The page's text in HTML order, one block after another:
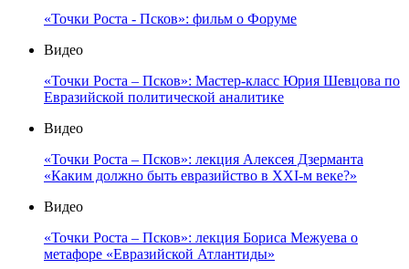
«Точки Роста - Псков»: фильм о Форуме
Видео
«Точки Роста – Псков»: Мастер-класс Юрия Шевцова по
Евразийской политической аналитике
Видео
«Точки Роста – Псков»: лекция Алексея Дзерманта
«Каким должно быть евразийство в XXI-м веке?»
Видео
«Точки Роста – Псков»: лекция Бориса Межуева о
метафоре «Евразийской Атлантиды»